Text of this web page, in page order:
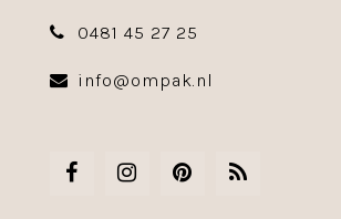
0481 45 27 25
info@ompak.nl